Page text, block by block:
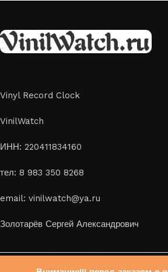
Vinyl Record Clock
VinilWatch
ИНН: 220411834160
тел: 8 983 350 8268
email: vinilwatch@ya.ru
Золотарёв Сергей Александрович